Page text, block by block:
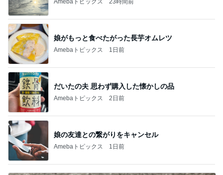
娘がもっと食べたがった長芋オムレツ
Amebaトピックス 1日前
だいたの夫 思わず購入した懐かしの品
Amebaトピックス 2日前
娘の友達との繋がりをキャンセル
Amebaトピックス 1日前